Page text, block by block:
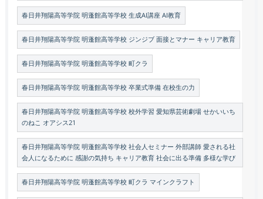
春日井翔陽高等学院 明蓬館高等学校 生成AI講座 AI教育
春日井翔陽高等学院 明蓬館高等学校 ジンジブ 面接とマナー キャリア教育
春日井翔陽高等学院 明蓬館高等学校 町クラ
春日井翔陽高等学院 明蓬館高等学校 卒業式準備 在校生の力
春日井翔陽高等学院 明蓬館高等学校 校外学習 愛知県芸術劇場 せかいいち
のねこ オアシス21
春日井翔陽高等学院 明蓬館高等学校 社会人セミナー 外部講師 愛される社
会人になるために 感謝の気持ち キャリア教育 社会に出る準備 多様な学び
春日井翔陽高等学院 明蓬館高等学校 町クラ マインクラフト